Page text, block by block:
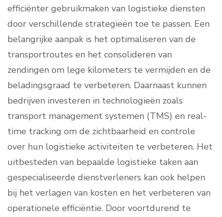
efficiënter gebruikmaken van logistieke diensten
door verschillende strategieën toe te passen. Een
belangrijke aanpak is het optimaliseren van de
transportroutes en het consolideren van
zendingen om lege kilometers te vermijden en de
beladingsgraad te verbeteren. Daarnaast kunnen
bedrijven investeren in technologieën zoals
transport management systemen (TMS) en real-
time tracking om de zichtbaarheid en controle
over hun logistieke activiteiten te verbeteren. Het
uitbesteden van bepaalde logistieke taken aan
gespecialiseerde dienstverleners kan ook helpen
bij het verlagen van kosten en het verbeteren van
operationele efficiëntie. Door voortdurend te